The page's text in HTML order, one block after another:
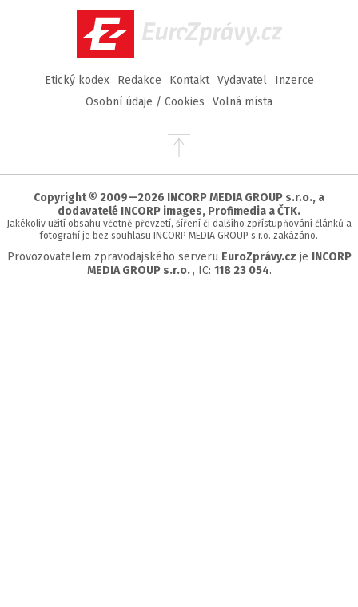
EuroZprávy.cz
Etický kodex Redakce Kontakt Vydavatel
Inzerce
Osobní údaje / Cookies
Volná místa
Přejít
stránky
Copyright © 2009—2026 INCORP MEDIA GROUP s.r.o., a
dodavatelé INCORP images, Profimedia a ČTK.
Jakékoliv užití obsahu včetně převzetí, šíření či dalšího zpřístupňování článků a
fotografií je bez souhlasu INCORP MEDIA GROUP s.r.o. zakázáno.
Provozovatelem zpravodajského serveru EuroZprávy.cz je INCORP
MEDIA GROUP s.r.o. , IC: 118 23 054.